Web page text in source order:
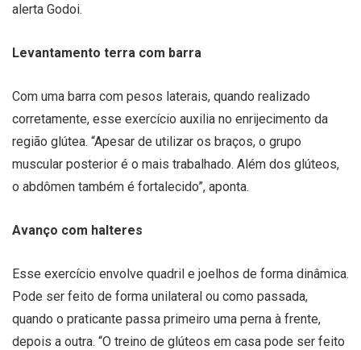
alerta Godoi.
Levantamento terra com barra
Com uma barra com pesos laterais, quando realizado
corretamente, esse exercício auxilia no enrijecimento da
região glútea. “Apesar de utilizar os braços, o grupo
muscular posterior é o mais trabalhado. Além dos glúteos,
o abdômen também é fortalecido”, aponta.
Avanço com halteres
Esse exercício envolve quadril e joelhos de forma dinâmica.
Pode ser feito de forma unilateral ou como passada,
quando o praticante passa primeiro uma perna à frente,
depois a outra. “O treino de glúteos em casa pode ser feito